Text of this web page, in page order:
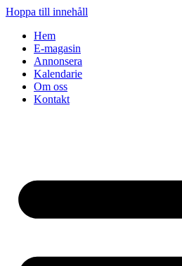
Hoppa till innehåll
Hem
E-magasin
Annonsera
Kalendarie
Om oss
Kontakt